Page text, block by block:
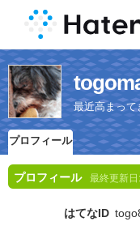
最近高まっ
プロフィール
プロフィール 最終更新日:
はてなID